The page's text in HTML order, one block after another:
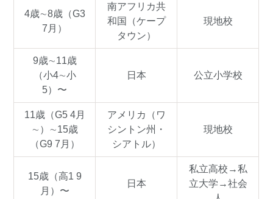
4歳∼8歳（G3
7月）
南アフリカ共
和国（ケープ
タウン）
現地校
9歳∼11歳
（小4∼小
5）〜
日本 公立小学校
11歳（G5 4月
∼）∼15歳
（G9 7月）
アメリカ（ワ
シントン州・
シアトル）
現地校
15歳（高1 9
月）〜
日本
私立高校→私
立大学→社会